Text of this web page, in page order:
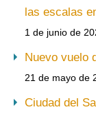
las escalas
1 de junio de
Nuevo vuelo
21 de mayo de
Ciudad del